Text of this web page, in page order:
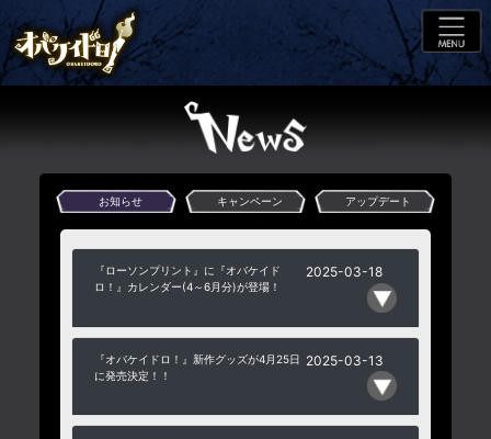
お知らせ キャンペーン アップデート
『ローソンプリント』に『オバケイド
ロ！』カレンダー(4～6月分)が登場！
2025-03-18
『オバケイドロ！』新作グッズが4月25日
に発売決定！！
2025-03-13